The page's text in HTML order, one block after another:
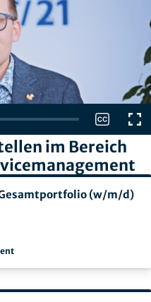
im Bereich
(w/m/d)